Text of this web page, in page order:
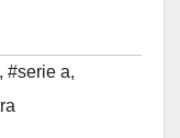
, #serie a,